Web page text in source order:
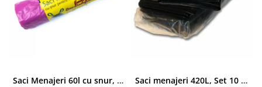
Saci Menajeri 60l cu snur, Roz, 10buc/rola Saci menajeri 420L, Set 10 bucati